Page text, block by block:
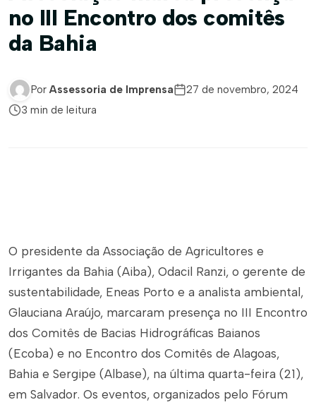
no III Encontro dos comitês
da Bahia
Por Assessoria de Imprensa
27 de novembro, 2024
3 min de leitura
O presidente da Associação de Agricultores e
Irrigantes da Bahia (Aiba), Odacil Ranzi, o gerente de
sustentabilidade, Eneas Porto e a analista ambiental,
Glauciana Araújo, marcaram presença no III Encontro
dos Comitês de Bacias Hidrográficas Baianos
(Ecoba) e no Encontro dos Comitês de Alagoas,
Bahia e Sergipe (Albase), na última quarta-feira (21),
em Salvador. Os eventos, organizados pelo Fórum